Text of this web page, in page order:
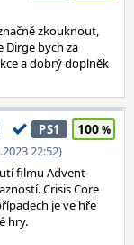
zkouknout,
Dirge bych za
a dobrý doplněk
22:52)
PS1 100
filmu Advent
Crisis Core
je ve hře
hry.